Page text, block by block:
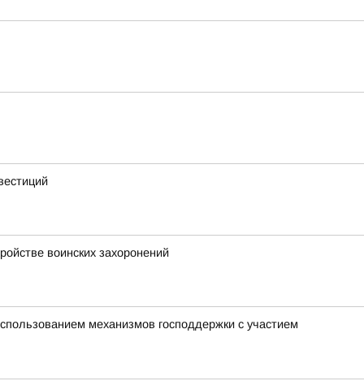
воинских захоронений
механизмов господдержки с участием